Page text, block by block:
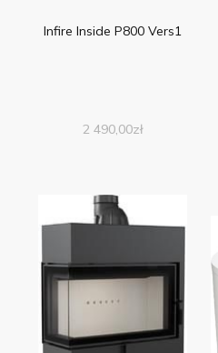
Infire Inside P800 Vers1
2 490,00zł